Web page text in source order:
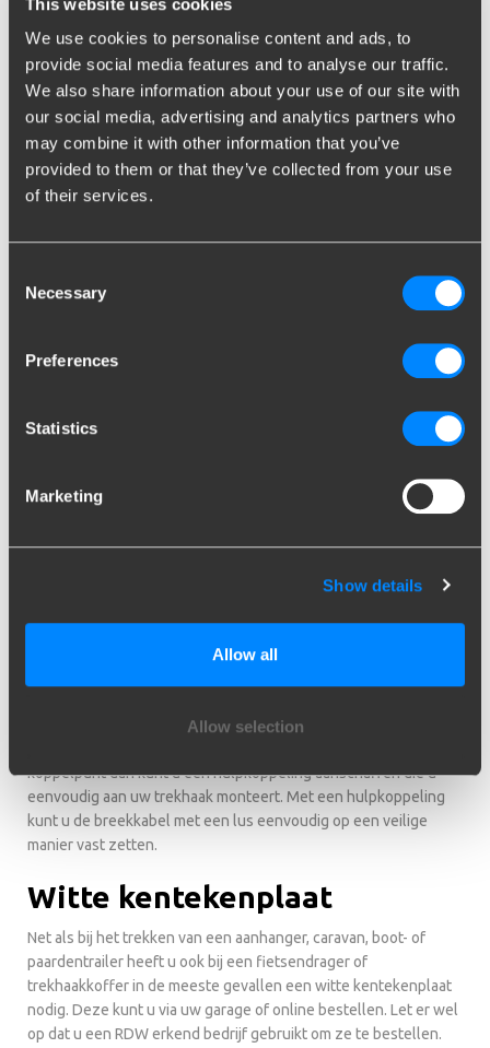
We use cookies to personalise content and ads, to
provide social media features and to analyse our traffic.
We also share information about your use of our site with
our social media, advertising and analytics partners who
may combine it with other information that you’ve
provided to them or that they’ve collected from your use
of their services.
Selection
Necessary
Preferences
Statistics
Marketing
Show details
Allow all
Allow selection
van uw auto. Dit komt omdat niet elke stekker hetzelfde is. Dat
wil zeggen; de ene stekker bestaat uit zeven aansluitpunten
(polen) en de andere uit dertien. In dat geval heeft u een
verloopstekker nodig. Hierdoor kunnen 13-polige stekkers toch
communiceren met een 7-polige stekkerdoos en vica versa.
Veiligheid
veiligheid nog eens extra te waarborgen, zijn de volgende
accessoires aan te bevelen.
Kogeldrukmeter
uitgeoefend wordt op de trekhaak. Voor optimale veiligheid
reguleren, dit is voor elk voertuig anders. Met een
kogeldrukmeter (ook wel disselweger genoemd) kunt u
Als u een caravan of kar wilt trekken, moet u altijd een
gemonteerd kan worden. Bij een trekhaak van Brink zit dit
koppelpunt dan kunt u een hulpkoppeling aanschaffen die u
eenvoudig aan uw trekhaak monteert. Met een hulpkoppeling
kunt u de breekkabel met een lus eenvoudig op een veilige
manier vast zetten.
Witte kentekenplaat
Net als bij het trekken van een aanhanger, caravan, boot- of
paardentrailer heeft u ook bij een fietsendrager of
trekhaakkoffer in de meeste gevallen een witte kentekenplaat
nodig. Deze kunt u via uw garage of online bestellen. Let er wel
op dat u een RDW erkend bedrijf gebruikt om ze te bestellen.